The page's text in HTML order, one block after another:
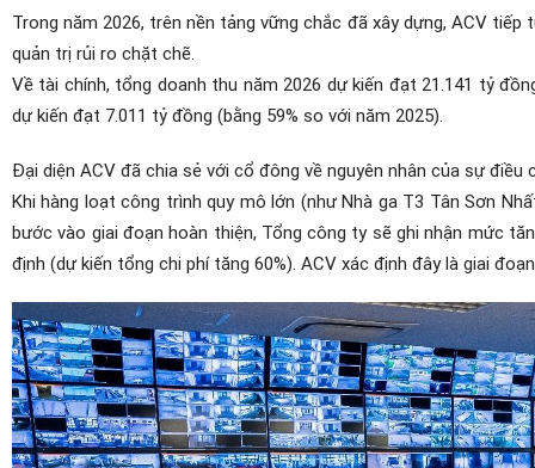
Trong năm 2026, trên nền tảng vững chắc đã xây dựng, ACV
quản trị rủi ro chặt chẽ.
Về tài chính, tổng doanh thu năm 2026 dự kiến đạt 21.141 tỷ
dự kiến đạt 7.011 tỷ đồng (bằng 59% so với năm 2025).
Đại diện ACV đã chia sẻ với cổ đông về nguyên nhân của sự
Khi hàng loạt công trình quy mô lớn (như Nhà ga T3 Tân Sơn
bước vào giai đoạn hoàn thiện, Tổng công ty sẽ ghi nhận mức
định (dự kiến tổng chi phí tăng 60%). ACV xác định đây là giai